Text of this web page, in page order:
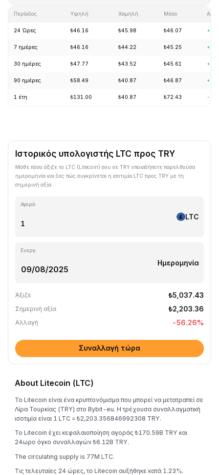
Περίοδος Υψηλή Χαμηλή Μέσο
24 Ώρες ₺46.16 ₺45.98 ₺46.07
7 ημέρες ₺46.16 ₺44.22 ₺45.25
30 ημέρες ₺47.77 ₺43.52 ₺45.61
90 ημέρες ₺58.49 ₺40.87 ₺46.87
1 έτη ₺131.00 ₺40.87 ₺72.43 -
Ιστορικός υπολογιστής LTC προς TRY
Μάθε πόσο άξιζε το LTC (Litecoin) σου σε TRY οποιαδήποτε παρελθούσα
ημερομηνία και δες πώς συγκρίνεται η ισοτιμία LTC προς TRY με τη
σημερινή αξία.
Αγορά
LTC
Ενεργ.
Ημερομηνία
Άξιζε ₺5,037.43
Σημερινή αξία ₺2,203.36
Αλλαγή -56.26%
Συναλλαγή τώρα
About Litecoin (LTC)
Το Litecoin είναι ένα κρυπτονόμισμα που μπορεί να μετατραπεί σε
Λίρα Τουρκίας (TRY) στο Bybit-eu. Η τρέχουσα συναλλαγματική
ισοτιμία είναι 1 LTC = ₺2,203.356846992308 TRY.
Το Litecoin έχει κεφαλαιοποίηση αγοράς ₺170.59B TRY και
24ωρο όγκο συναλλαγών ₺6.12B TRY.
The circulating supply is 77M LTC.
Τις τελευταίες 24 ώρες, το Litecoin αυξήθηκε κατά 1.23%.